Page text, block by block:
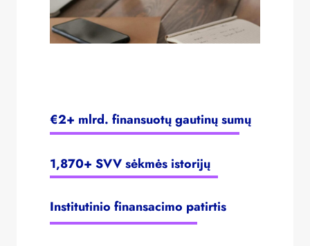
€2+ mlrd. finansuotų gautinų sumų
1,870+ SVV sėkmės istorijų
Institutinio finansacimo patirtis